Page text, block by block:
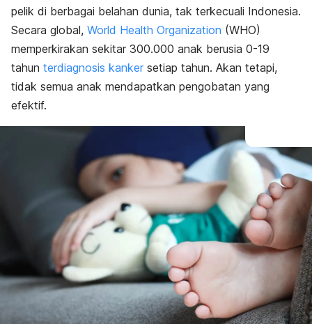
pelik di berbagai belahan dunia, tak terkecuali Indonesia.
Secara global, World Health Organization (WHO)
memperkirakan sekitar 300.000 anak berusia 0-19
tahun terdiagnosis kanker setiap tahun. Akan tetapi,
tidak semua anak mendapatkan pengobatan yang
efektif.